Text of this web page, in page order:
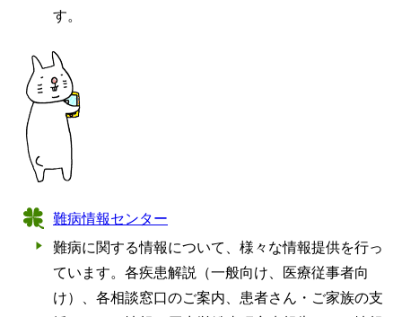
す。
難病情報センター
難病に関する情報について、様々な情報提供を行っ
ています。各疾患解説（一般向け、医療従事者向
け）、各相談窓口のご案内、患者さん・ご家族の支